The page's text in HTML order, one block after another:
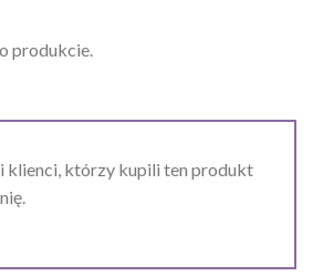
produkcie.
klienci, którzy kupili ten produkt